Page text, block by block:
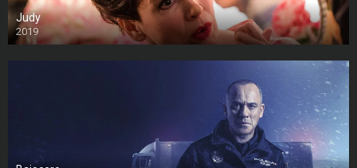
Judy
2019